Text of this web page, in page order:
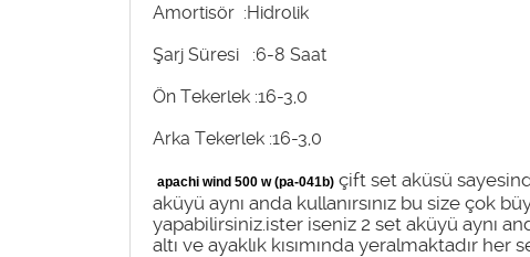
Amortisör :Hidrolik
Şarj Süresi
:6-8 Saat
Ön Tekerlek :16-3,0
Arka Tekerlek :16-3,0
apachi wind 500 w (pa-041b) çift set aküsü
aküyü aynı anda kullanırsınız bu size çok
yapabilirsiniz.ister iseniz 2 set aküyü aynı
altı ve ayaklık kısımında yeralmaktadır